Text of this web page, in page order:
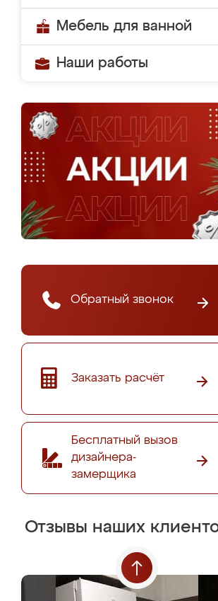
Мебель для ванной
Наши работы
Обратный звонок
Заказать расчёт
Бесплатный вызов
дизайнера-
замерщика
Отзывы наших